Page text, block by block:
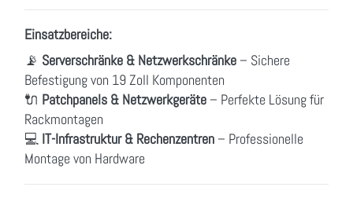
Einsatzbereiche:
📡 Serverschränke & Netzwerkschränke – Sichere
Befestigung von 19 Zoll Komponenten
🔌 Patchpanels & Netzwerkgeräte – Perfekte Lösung für
Rackmontagen
💻 IT-Infrastruktur & Rechenzentren – Professionelle
Montage von Hardware